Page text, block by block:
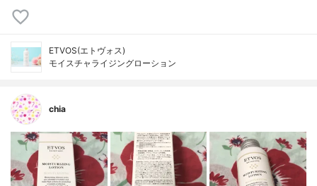
ETVOS(エトヴォス)
モイスチャライジングローション
chia